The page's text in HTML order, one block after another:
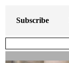
Subscribe